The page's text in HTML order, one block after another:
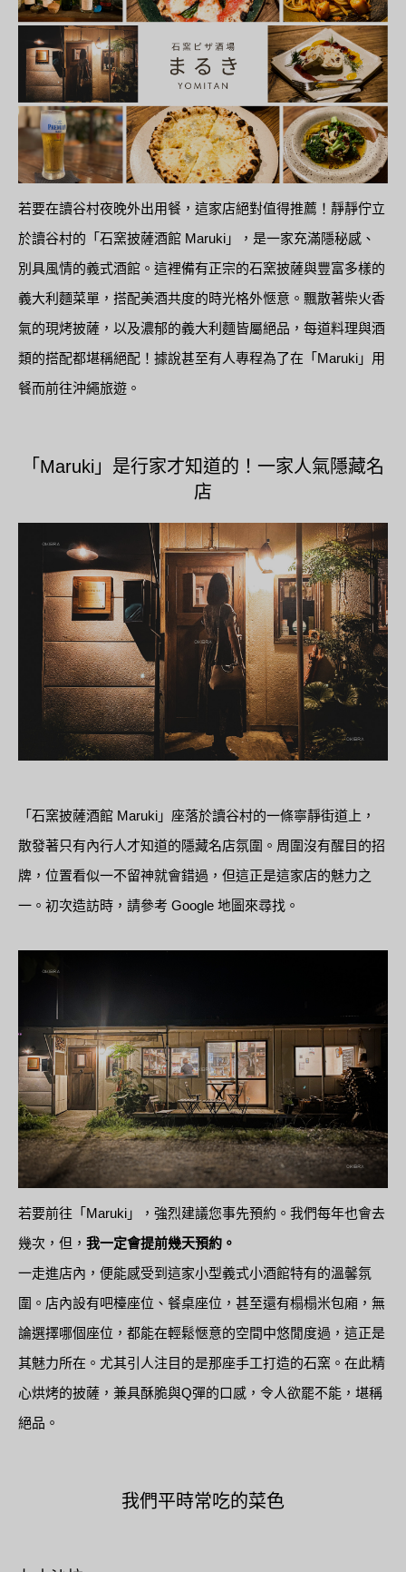
若要在讀谷村夜晚外出用餐，這家店絕對值得推薦！靜靜佇立
於讀谷村的「石窯披薩酒館 Maruki」，是一家充滿隱秘感、
別具風情的義式酒館。這裡備有正宗的石窯披薩與豐富多樣的
義大利麵菜單，搭配美酒共度的時光格外愜意。飄散著柴火香
氣的現烤披薩，以及濃郁的義大利麵皆屬絕品，每道料理與酒
類的搭配都堪稱絕配！據說甚至有人專程為了在「Maruki」用
餐而前往沖繩旅遊。
「Maruki」是行家才知道的！一家人氣隱藏名
店
「石窯披薩酒館 Maruki」座落於讀谷村的一條寧靜街道上，
散發著只有內行人才知道的隱藏名店氛圍。周圍沒有醒目的招
牌，位置看似一不留神就會錯過，但這正是這家店的魅力之
一。初次造訪時，請參考 Google 地圖來尋找。
若要前往「Maruki」，強烈建議您事先預約。我們每年也會去
幾次，但， 我一定會提前幾天預約。
一走進店內，便能感受到這家小型義式小酒館特有的溫馨氛
圍。店內設有吧檯座位、餐桌座位，甚至還有榻榻米包廂，無
論選擇哪個座位，都能在輕鬆愜意的空間中悠閒度過，這正是
其魅力所在。尤其引人注目的是那座手工打造的石窯。在此精
心烘烤的披薩，兼具酥脆與Q彈的口感，令人欲罷不能，堪稱
絕品。
我們平時常吃的菜色